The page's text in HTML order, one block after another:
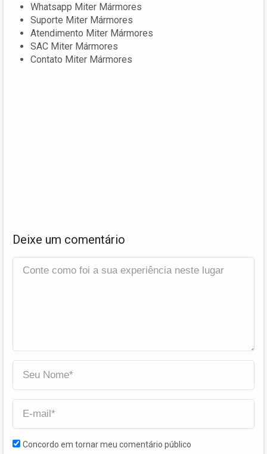
Whatsapp Miter Mármores
Suporte Miter Mármores
Atendimento Miter Mármores
SAC Miter Mármores
Contato Miter Mármores
Deixe um comentário
Concordo em tornar meu comentário público